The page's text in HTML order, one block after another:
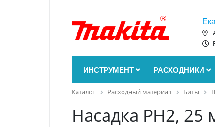
ИНСТРУМЕНТ РАСХОДНИКИ
Каталог Расходный материал Биты
Насадка PH2, 25